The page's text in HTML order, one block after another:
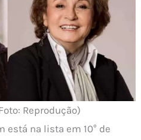
Reprodução)
está na lista em 10° de